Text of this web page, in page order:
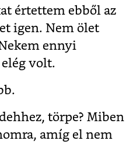
értettem ebből az
igen. Nem ölet
ennyi
volt.
törpe? Miben
amíg el nem